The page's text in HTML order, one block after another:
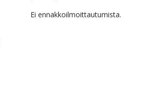
Ei ennakkoilmoittautumista.